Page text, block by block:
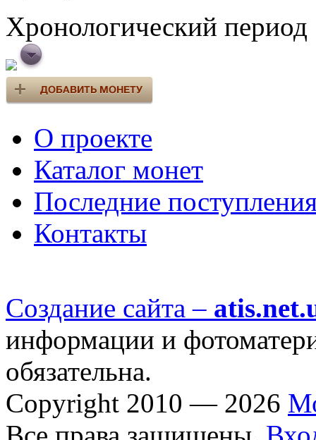
Хронологический период
О проекте
Каталог монет
Последние
Контакты
Создание сайта –
информации и
обязательна.
Copyright 2010 — 2026